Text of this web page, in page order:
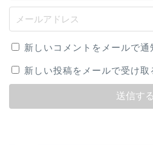
新しいコメントをメールで通
新しい投稿をメールで受け取